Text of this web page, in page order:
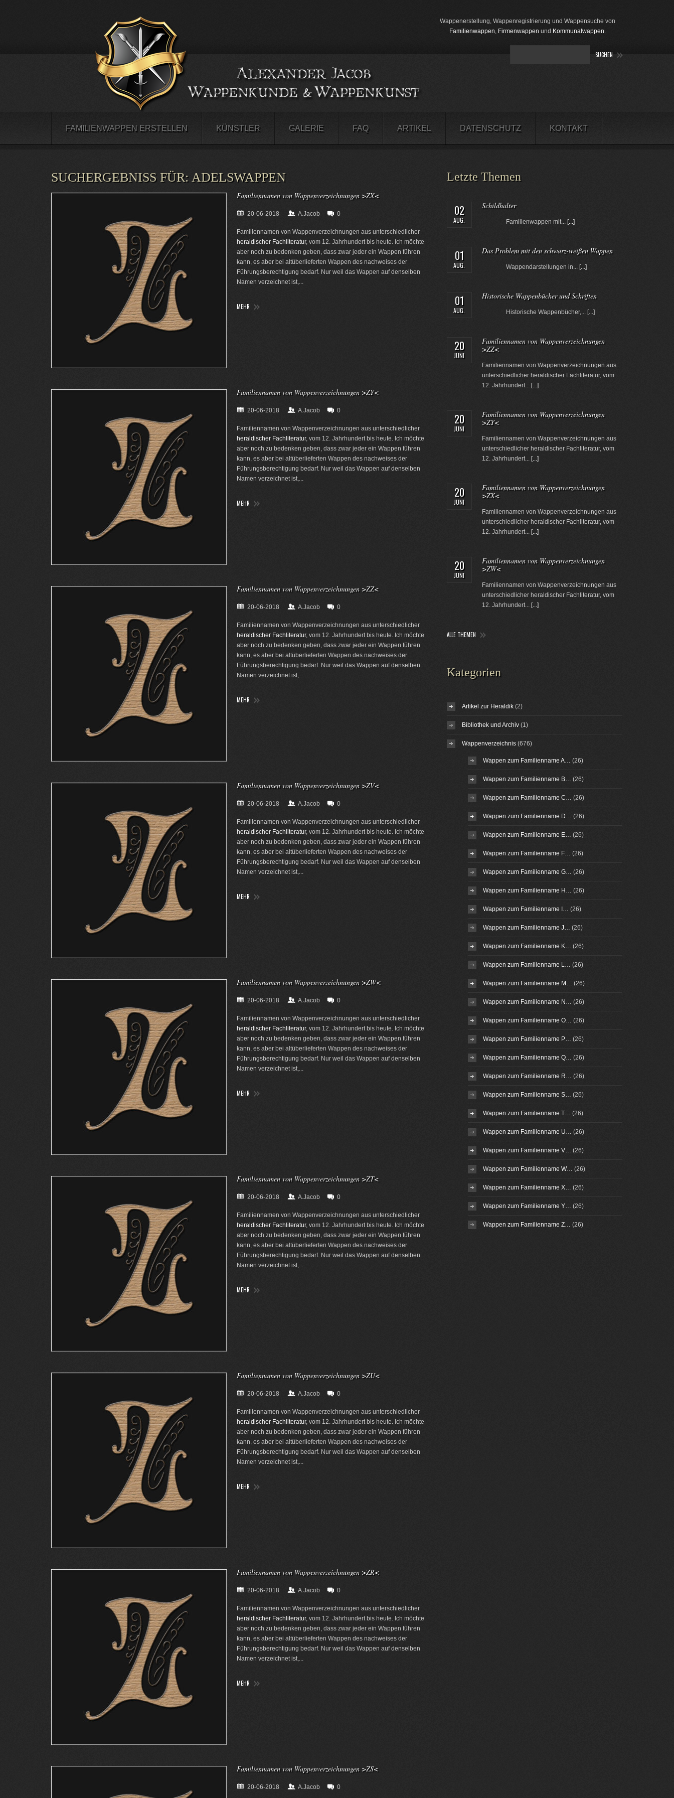
Wappenerstellung, Wappenregistrierung und Wappensuche von
Familienwappen, Firmenwappen und Kommunalwappen.
FAMILIENWAPPEN ERSTELLEN KÜNSTLER GALERIE FAQ ARTIKEL DATENSCHUTZ KONTAKT
SUCHERGEBNISS FÜR: ADELSWAPPEN
Familiennamen von Wappenverzeichnungen >ZX<
20-06-2018 A.Jacob 0
Familiennamen von Wappenverzeichnungen aus unterschiedlicher
heraldischer Fachliteratur, vom 12. Jahrhundert bis heute. Ich möchte
aber noch zu bedenken geben, dass zwar jeder ein Wappen führen
kann, es aber bei altüberlieferten Wappen des nachweises der
Führungsberechtigung bedarf. Nur weil das Wappen auf denselben
Namen verzeichnet ist,...
MEHR
Familiennamen von Wappenverzeichnungen >ZY<
20-06-2018 A.Jacob 0
Familiennamen von Wappenverzeichnungen aus unterschiedlicher
heraldischer Fachliteratur, vom 12. Jahrhundert bis heute. Ich möchte
aber noch zu bedenken geben, dass zwar jeder ein Wappen führen
kann, es aber bei altüberlieferten Wappen des nachweises der
Führungsberechtigung bedarf. Nur weil das Wappen auf denselben
Namen verzeichnet ist,...
MEHR
Familiennamen von Wappenverzeichnungen >ZZ<
20-06-2018 A.Jacob 0
Familiennamen von Wappenverzeichnungen aus unterschiedlicher
heraldischer Fachliteratur, vom 12. Jahrhundert bis heute. Ich möchte
aber noch zu bedenken geben, dass zwar jeder ein Wappen führen
kann, es aber bei altüberlieferten Wappen des nachweises der
Führungsberechtigung bedarf. Nur weil das Wappen auf denselben
Namen verzeichnet ist,...
MEHR
Familiennamen von Wappenverzeichnungen >ZV<
20-06-2018 A.Jacob 0
Familiennamen von Wappenverzeichnungen aus unterschiedlicher
heraldischer Fachliteratur, vom 12. Jahrhundert bis heute. Ich möchte
aber noch zu bedenken geben, dass zwar jeder ein Wappen führen
kann, es aber bei altüberlieferten Wappen des nachweises der
Führungsberechtigung bedarf. Nur weil das Wappen auf denselben
Namen verzeichnet ist,...
MEHR
Familiennamen von Wappenverzeichnungen >ZW<
20-06-2018 A.Jacob 0
Familiennamen von Wappenverzeichnungen aus unterschiedlicher
heraldischer Fachliteratur, vom 12. Jahrhundert bis heute. Ich möchte
aber noch zu bedenken geben, dass zwar jeder ein Wappen führen
kann, es aber bei altüberlieferten Wappen des nachweises der
Führungsberechtigung bedarf. Nur weil das Wappen auf denselben
Namen verzeichnet ist,...
MEHR
Familiennamen von Wappenverzeichnungen >ZT<
20-06-2018 A.Jacob 0
Familiennamen von Wappenverzeichnungen aus unterschiedlicher
heraldischer Fachliteratur, vom 12. Jahrhundert bis heute. Ich möchte
aber noch zu bedenken geben, dass zwar jeder ein Wappen führen
kann, es aber bei altüberlieferten Wappen des nachweises der
Führungsberechtigung bedarf. Nur weil das Wappen auf denselben
Namen verzeichnet ist,...
MEHR
Familiennamen von Wappenverzeichnungen >ZU<
20-06-2018 A.Jacob 0
Familiennamen von Wappenverzeichnungen aus unterschiedlicher
heraldischer Fachliteratur, vom 12. Jahrhundert bis heute. Ich möchte
aber noch zu bedenken geben, dass zwar jeder ein Wappen führen
kann, es aber bei altüberlieferten Wappen des nachweises der
Führungsberechtigung bedarf. Nur weil das Wappen auf denselben
Namen verzeichnet ist,...
MEHR
Familiennamen von Wappenverzeichnungen >ZR<
20-06-2018 A.Jacob 0
Familiennamen von Wappenverzeichnungen aus unterschiedlicher
heraldischer Fachliteratur, vom 12. Jahrhundert bis heute. Ich möchte
aber noch zu bedenken geben, dass zwar jeder ein Wappen führen
kann, es aber bei altüberlieferten Wappen des nachweises der
Führungsberechtigung bedarf. Nur weil das Wappen auf denselben
Namen verzeichnet ist,...
MEHR
Familiennamen von Wappenverzeichnungen >ZS<
20-06-2018 A.Jacob 0
Letzte Themen
02
AUG.
Schildhalter
Familienwappen mit... [...]
01
AUG.
Das Problem mit den schwarz-weißen Wappen
Wappendarstellungen in... [...]
01
AUG.
Historische Wappenbücher und Schriften
Historische Wappenbücher,... [...]
20
JUNI
Familiennamen von Wappenverzeichnungen
>ZZ<
Familiennamen von Wappenverzeichnungen aus
unterschiedlicher heraldischer Fachliteratur, vom
12. Jahrhundert... [...]
20
JUNI
Familiennamen von Wappenverzeichnungen
>ZY<
Familiennamen von Wappenverzeichnungen aus
unterschiedlicher heraldischer Fachliteratur, vom
12. Jahrhundert... [...]
20
JUNI
Familiennamen von Wappenverzeichnungen
>ZX<
Familiennamen von Wappenverzeichnungen aus
unterschiedlicher heraldischer Fachliteratur, vom
12. Jahrhundert... [...]
20
JUNI
Familiennamen von Wappenverzeichnungen
>ZW<
Familiennamen von Wappenverzeichnungen aus
unterschiedlicher heraldischer Fachliteratur, vom
12. Jahrhundert... [...]
ALLE THEMEN
Kategorien
Artikel zur Heraldik(2)
Bibliothek und Archiv(1)
Wappenverzeichnis(676)
Wappen zum Familienname A… (26)
Wappen zum Familienname B… (26)
Wappen zum Familienname C… (26)
Wappen zum Familienname D… (26)
Wappen zum Familienname E… (26)
Wappen zum Familienname F… (26)
Wappen zum Familienname G… (26)
Wappen zum Familienname H… (26)
Wappen zum Familienname I… (26)
Wappen zum Familienname J… (26)
Wappen zum Familienname K… (26)
Wappen zum Familienname L… (26)
Wappen zum Familienname M… (26)
Wappen zum Familienname N… (26)
Wappen zum Familienname O… (26)
Wappen zum Familienname P… (26)
Wappen zum Familienname Q… (26)
Wappen zum Familienname R… (26)
Wappen zum Familienname S… (26)
Wappen zum Familienname T… (26)
Wappen zum Familienname U… (26)
Wappen zum Familienname V… (26)
Wappen zum Familienname W… (26)
Wappen zum Familienname X… (26)
Wappen zum Familienname Y… (26)
Wappen zum Familienname Z… (26)